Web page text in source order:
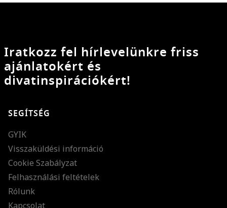
Iratkozz fel hírlevelünkre friss
ajánlatokért és
divatinspirációkért!
SEGÍTSÉG
GYIK
Visszaküldési információ
Cookie Szabályzat
Felhasználási feltételek
Rólunk
Kapcsolat